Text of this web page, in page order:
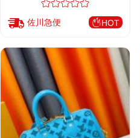
佐川急便 HOT